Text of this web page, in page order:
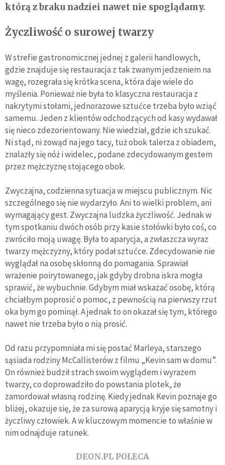
którą z braku nadziei nawet nie spoglądamy.
Życzliwość o surowej twarzy
W strefie gastronomicznej jednej z galerii handlowych,
gdzie znajduje się restauracja z tak zwanym jedzeniem na
wagę, rozegrała się krótka scena, która daje wiele do
myślenia. Ponieważ nie była to klasyczna restauracja z
nakrytymi stołami, jednorazowe sztućce trzeba było wziąć
samemu. Jeden z klientów odchodzących od kasy wydawał
się nieco zdezorientowany. Nie wiedział, gdzie ich szukać.
Ni stąd, ni zowąd na jego tacy, tuż obok talerza z obiadem,
znalazły się nóż i widelec, podane zdecydowanym gestem
przez mężczyznę stojącego obok.
Zwyczajna, codzienna sytuacja w miejscu publicznym. Nic
szczególnego się nie wydarzyło. Ani to wielki problem, ani
wymagający gest. Zwyczajna ludzka życzliwość. Jednak w
tym spotkaniu dwóch osób przy kasie stołówki było coś, co
zwróciło moją uwagę. Była to aparycja, a zwłaszcza wyraz
twarzy mężczyzny, który podał sztućce. Zdecydowanie nie
wyglądał na osobę skłonną do pomagania. Sprawiał
wrażenie poirytowanego, jak gdyby drobna iskra mogła
sprawić, że wybuchnie. Gdybym miał wskazać osobę, którą
chciałbym poprosić o pomoc, z pewnością na pierwszy rzut
oka bym go pominął. A jednak to on okazał się tym, którego
nawet nie trzeba było o nią prosić.
Od razu przypomniała mi się postać Marleya, starszego
sąsiada rodziny McCallisterów z filmu „Kevin sam w domu”.
On również budził strach swoim wyglądem i wyrazem
twarzy, co doprowadziło do powstania plotek, że
zamordował własną rodzinę. Kiedy jednak Kevin poznaje go
bliżej, okazuje się, że za surową aparycją kryje się samotny i
życzliwy człowiek. A w kluczowym momencie to właśnie w
nim odnajduje ratunek.
DEON.PL POLECA